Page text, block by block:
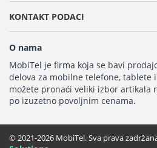
KONTAKT PODACI
O nama
MobiTel je firma koja se bavi
delova za mobilne telefone, tablete
možete pronaći veliki izbor artikala
po izuzetno povoljnim cenama.
© 2021-2026 MobiTel. Sva prava